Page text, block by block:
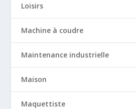
Loisirs
Machine à coudre
Maintenance industrielle
Maison
Maquettiste